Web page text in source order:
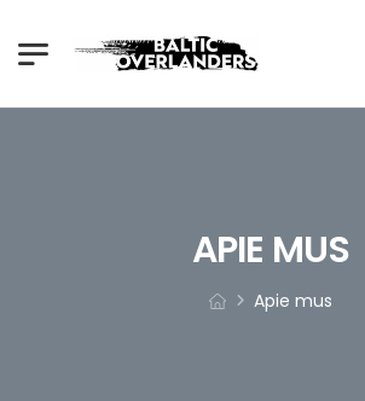
APIE MUS
Apie mus